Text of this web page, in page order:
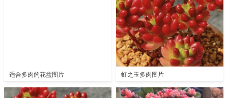
适合多肉的花盆图片 虹之玉多肉图片